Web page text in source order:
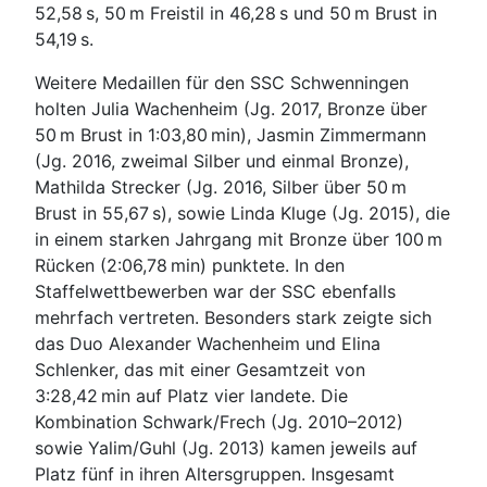
52,58 s, 50 m Freistil in 46,28 s und 50 m Brust in
54,19 s.
Weitere Medaillen für den SSC Schwenningen
holten Julia Wachenheim (Jg. 2017, Bronze über
50 m Brust in 1:03,80 min), Jasmin Zimmermann
(Jg. 2016, zweimal Silber und einmal Bronze),
Mathilda Strecker (Jg. 2016, Silber über 50 m
Brust in 55,67 s), sowie Linda Kluge (Jg. 2015), die
in einem starken Jahrgang mit Bronze über 100 m
Rücken (2:06,78 min) punktete. In den
Staffelwettbewerben war der SSC ebenfalls
mehrfach vertreten. Besonders stark zeigte sich
das Duo Alexander Wachenheim und Elina
Schlenker, das mit einer Gesamtzeit von
3:28,42 min auf Platz vier landete. Die
Kombination Schwark/Frech (Jg. 2010–2012)
sowie Yalim/Guhl (Jg. 2013) kamen jeweils auf
Platz fünf in ihren Altersgruppen. Insgesamt